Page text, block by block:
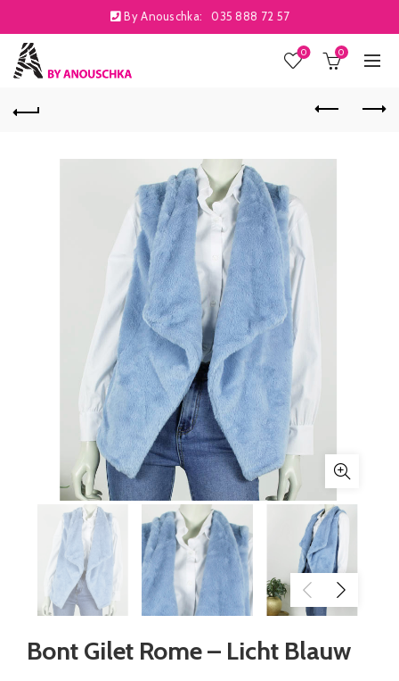
By Anouschka: 035 888 72 57
0 0
Bont Gilet Rome – Licht Blauw